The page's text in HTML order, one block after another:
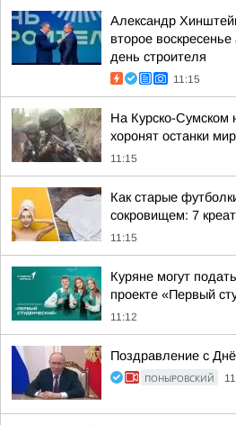
Александр
второе
день строителя
11:15
На Курско-Сумском
хоронят останки
11:15
Как старые
сокровищем: 7
11:15
Куряне могут
проекте «Первый
11:12
Поздравление с
ПОНЫРОВСКИЙ